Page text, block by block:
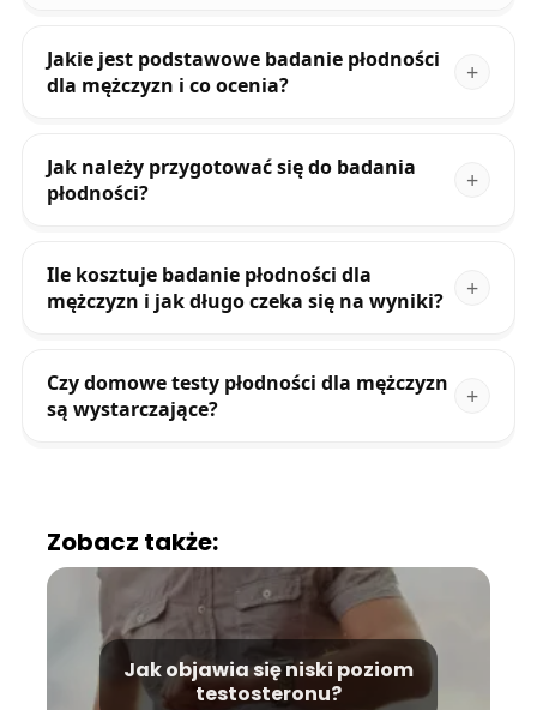
Jakie jest podstawowe badanie płodności
dla mężczyzn i co ocenia?
Jak należy przygotować się do badania
płodności?
Ile kosztuje badanie płodności dla
mężczyzn i jak długo czeka się na wyniki?
Czy domowe testy płodności dla mężczyzn
są wystarczające?
Zobacz także:
Jak objawia się niski poziom
testosteronu?